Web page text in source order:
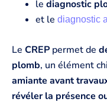
le diagnostic
et le diagnostic
Le CREP permet de
plomb, un élément
amiante avant
révéler la présence